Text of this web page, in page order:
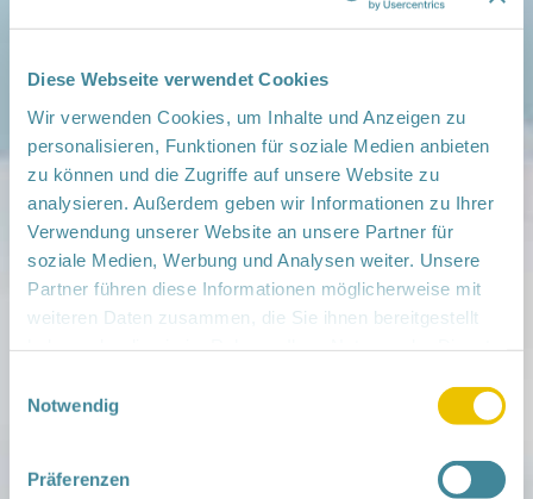
Diese Webseite verwendet Cookies
Wir verwenden Cookies, um Inhalte und Anzeigen zu
personalisieren, Funktionen für soziale Medien anbieten
zu können und die Zugriffe auf unsere Website zu
analysieren. Außerdem geben wir Informationen zu Ihrer
Verwendung unserer Website an unsere Partner für
soziale Medien, Werbung und Analysen weiter. Unsere
Partner führen diese Informationen möglicherweise mit
weiteren Daten zusammen, die Sie ihnen bereitgestellt
Notwendig
Präferenzen
> andere Region auswählen
Infos für Familien
Zu deiner Region